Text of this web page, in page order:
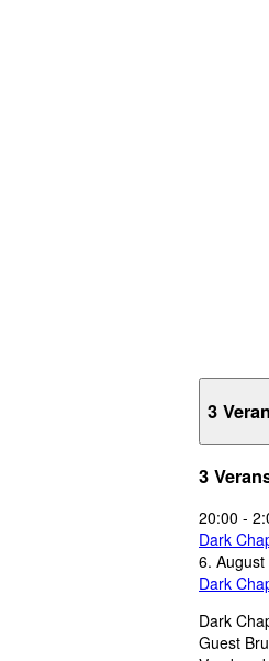
3
3
20:00 -
Dark
6.
Dark
Dark
Guest